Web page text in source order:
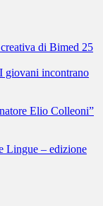
di Bimed 25
giovani incontrano
Elio Colleoni”
Lingue – edizione